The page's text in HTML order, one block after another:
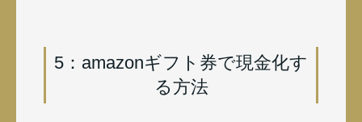
5：amazonギフト券で現金化す
る方法